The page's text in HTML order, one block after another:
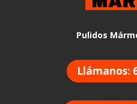
Pulidos
Llámanos: